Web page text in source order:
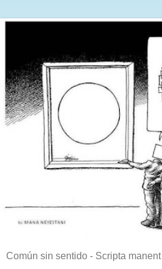
Común sin sentido - Scripta manent